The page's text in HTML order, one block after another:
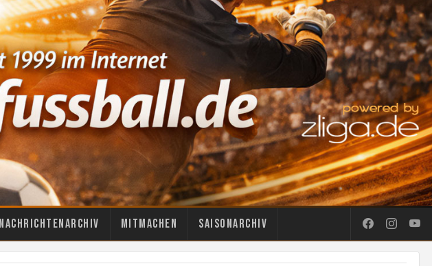
Nachrichtenarchiv Mitmachen Saisonarchiv